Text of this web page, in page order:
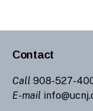
Contact
Call 908-527-
E-mail